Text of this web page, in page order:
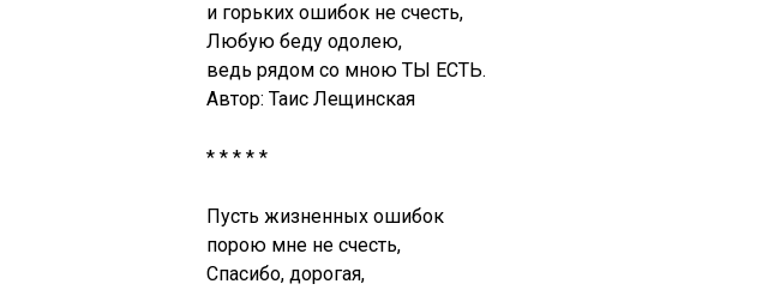
и горьких ошибок не счесть,
Любую беду одолею,
ведь рядом со мною ТЫ ЕСТЬ.
Автор: Таис Лещинская
* * * * *
Пусть жизненных ошибок
порою мне не счесть,
Спасибо, дорогая,